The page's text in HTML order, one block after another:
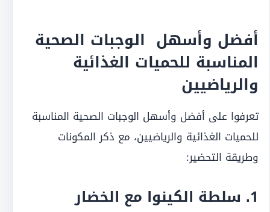
أفضل وأسهل الوجبات الصحية
المناسبة للحميات الغذائية
والرياضيين
تعرفوا على أفضل وأسهل الوجبات الصحية المناسبة
للحميات الغذائية والرياضيين، مع ذكر المكونات
وطريقة التحضير:
1. سلطة الكينوا مع الخضار